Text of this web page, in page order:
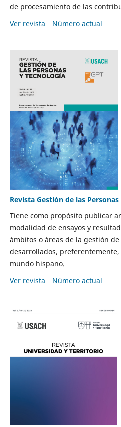
de procesamiento de las
Ver revista
Número actual
Revista Gestión de las
Tiene como propósito publicar
modalidad de ensayos y
ámbitos o áreas de la gestión
desarrollados,
mundo hispano.
Ver revista
Número actual